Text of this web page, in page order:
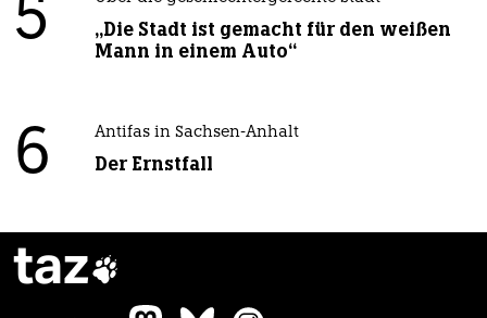
5
„Die Stadt ist gemacht für den weißen
Mann in einem Auto“
6 Antifas in Sachsen-Anhalt
Der Ernstfall
taz